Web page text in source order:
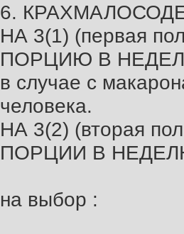
6.
НА 3(1) (первая
ПОРЦИЮ В НЕДЕЛЮ
в случае с
человека.
НА 3(2) (вторая
ПОРЦИИ В
на выбор :